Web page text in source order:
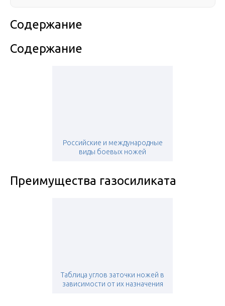
Содержание
Содержание
Российские и международные
виды боевых ножей
Преимущества газосиликата
Таблица углов заточки ножей в
зависимости от их назначения